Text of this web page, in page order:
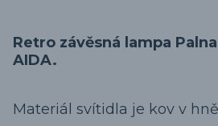
Retro závěsná lampa
AIDA.
Materiál svítidla je kov v